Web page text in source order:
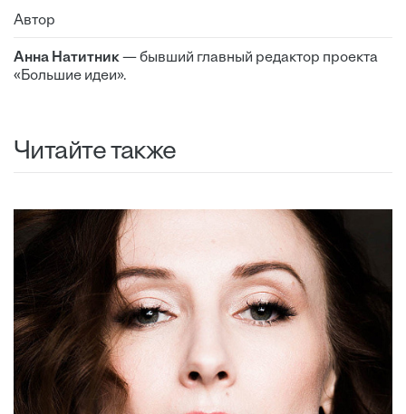
Автор
Анна Натитник— бывший главный редактор проекта
«Большие идеи».
Читайте также